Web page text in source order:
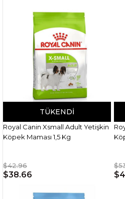
TÜKENDI
Royal Canin Xsmall Adult Yetişkin
Köpek Maması 1,5 Kg
$42.96
$38.66